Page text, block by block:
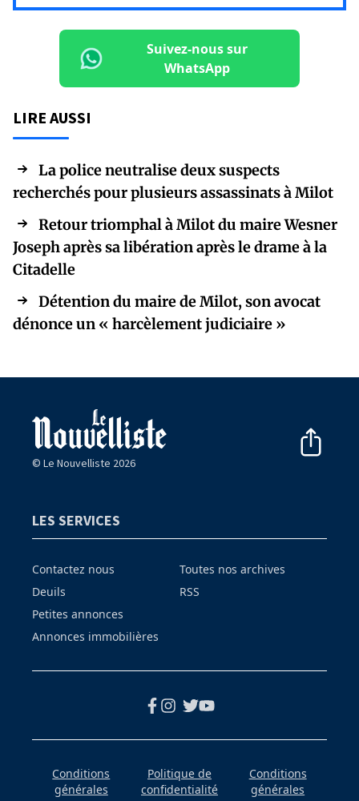
Suivez-nous sur
WhatsApp
LIRE AUSSI
La police neutralise deux suspects
recherchés pour plusieurs assassinats à Milot
Retour triomphal à Milot du maire Wesner
Joseph après sa libération après le drame à la
Citadelle
Détention du maire de Milot, son avocat
dénonce un « harcèlement judiciaire »
© Le Nouvelliste 2026
LES SERVICES
Contactez nous
Deuils
Petites annonces
Annonces immobilières
Toutes nos archives
RSS
Conditions
générales
Politique de
confidentialité
Conditions
générales